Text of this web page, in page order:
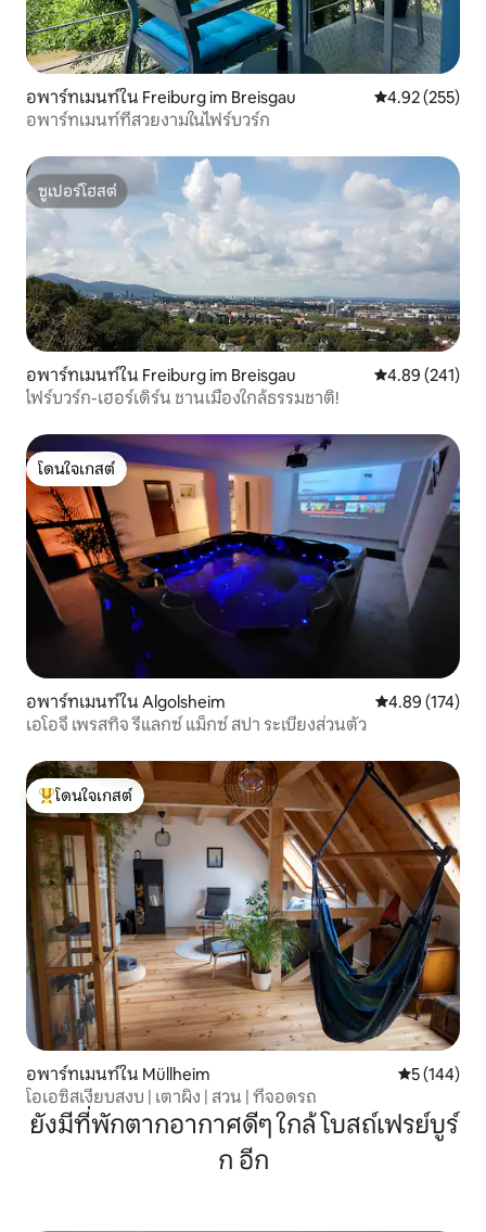
อพาร์ทเมนท์ใน Freiburg im Breisgau คะแนนเฉลี่ย
4.92 (255)
อพาร์ทเมนท์ที่สวยงามในไฟร์บวร์ก
ซูเปอร์โฮสต์
ซูเปอร์โฮสต์
อพาร์ทเมนท์ใน Freiburg im Breisgau คะแนนเฉลี่ย
4.89 (241)
ไฟร์บวร์ก-เฮอร์เดิร์น ชานเมืองใกล้ธรรมชาติ!
โดนใจเกสต์
โดนใจเกสต์
อพาร์ทเมนท์ใน Algolsheim คะแนนเฉลี่ย
4.89 (174)
เอโอจี เพรสทิจ รีแลกซ์ แม็กซ์ สปา ระเบียงส่วนตัว
โดนใจเกสต์ที่สุด
โดนใจเกสต์
อพาร์ทเมนท์ใน Müllheim คะแนนเฉลี่ย
5 (144)
โอเอซิสเงียบสงบ | เตาผิง | สวน | ที่จอดรถ
ยังมีที่พักตากอากาศดีๆ ใกล้ โบสถ์เฟรย์บูร์
ก อีก